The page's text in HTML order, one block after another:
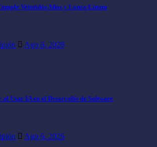
Veintidós Años y Lanza Linum
Ago 6, 2026
Usar IA en el Desarrollo de Software
Ago 6, 2026